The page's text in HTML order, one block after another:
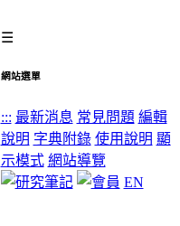
☰
網站選單
::: 最新消息 常見問題 編輯
說明 字典附錄 使用說明 顯
示模式 網站導覽
EN